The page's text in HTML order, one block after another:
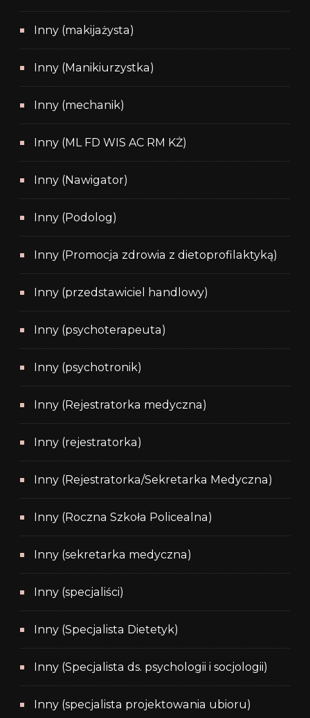
Inny (makijażysta)
Inny (Manikiurzystka)
Inny (mechanik)
Inny (ML FD WIS AC RM KŻ)
Inny (Nawigator)
Inny (Podolog)
Inny (Promocja zdrowia z dietoprofilaktyką)
Inny (przedstawiciel handlowy)
Inny (psychoterapeuta)
Inny (psychotronik)
Inny (Rejestratorka medyczna)
Inny (rejestratorka)
Inny (Rejestratorka/Sekretarka Medyczna)
Inny (Roczna Szkoła Policealna)
Inny (sekretarka medyczna)
Inny (specjaliści)
Inny (Specjalista Dietetyk)
Inny (Specjalista ds. psychologii i socjologii)
Inny (specjalista projektowania ubioru)